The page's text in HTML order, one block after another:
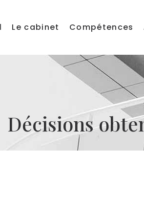
Le cabinet Compétences
Décisions